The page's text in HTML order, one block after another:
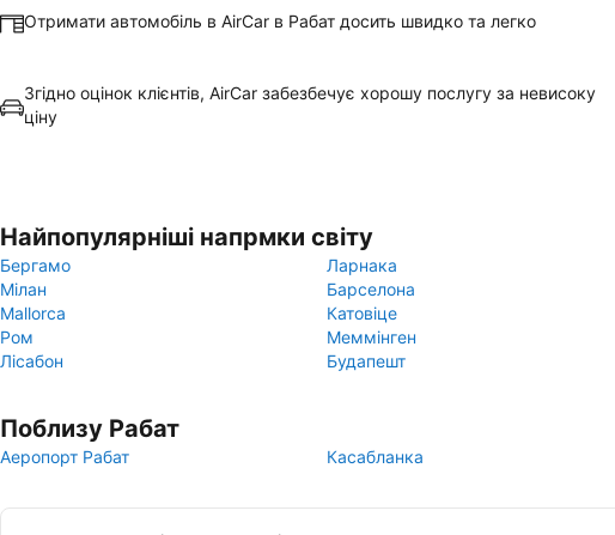
Отримати автомобіль в AirCar в Рабат досить швидко та легко
Згідно оцінок клієнтів, AirCar забезбечує хорошу послугу за невисоку
ціну
Найпопулярніші напрмки світу
Бергамо
Ларнака
Мілан
Барселона
Mallorca
Катовіце
Ром
Меммінген
Лісабон
Будапешт
Поблизу Рабат
Аеропорт Рабат Касабланка